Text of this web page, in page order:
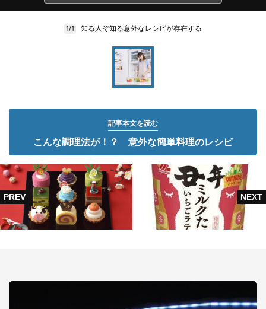
1/1 知る人ぞ知る意外なレシピが存在する
記事本文を読む
こんな調理法が！？ 意外な簡単料理のレシピ